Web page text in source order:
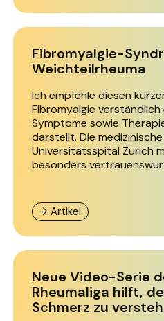
Fibromyalgie-
Weichteilrheuma
Ich empfehle diesen
Fibromyalgie
Symptome sowie
darstellt. Die
Universitätsspital Zürich
besonders
→ Artikel
Neue Video-Serie
Rheumaliga hilft,
Schmerz zu